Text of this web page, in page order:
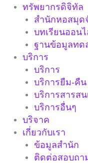
ทรัพยากรดิจิทัล
สำนักหอสมุด
บทเรียนออน
ฐานข้อมูลทด
บริการ
บริการ
บริการยืม-คืน
บริการสารสน
บริการอื่นๆ
บริจาค
เกี่ยวกับเรา
ข้อมูลสำนัก
ติดต่อสอบถา